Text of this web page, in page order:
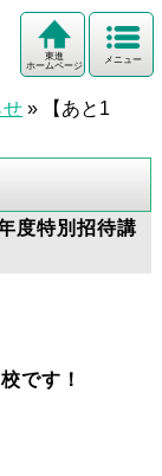
メニュー
東進
ホームページ
せ »
【あと1
度特別招待講
です！